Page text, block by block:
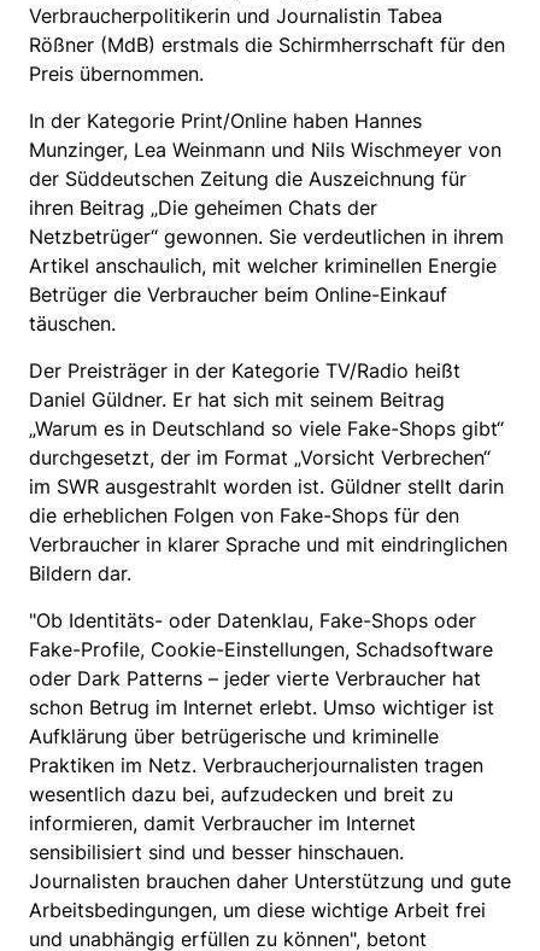
Verbraucherpolitikerin und Journalistin Tabea
Rößner (MdB) erstmals die Schirmherrschaft für den
Preis übernommen.
In der Kategorie Print/Online haben Hannes
Munzinger, Lea Weinmann und Nils Wischmeyer von
der Süddeutschen Zeitung die Auszeichnung für
ihren Beitrag „Die geheimen Chats der
Netzbetrüger“ gewonnen. Sie verdeutlichen in ihrem
Artikel anschaulich, mit welcher kriminellen Energie
Betrüger die Verbraucher beim Online-Einkauf
täuschen.
Der Preisträger in der Kategorie TV/Radio heißt
Daniel Güldner. Er hat sich mit seinem Beitrag
„Warum es in Deutschland so viele Fake-Shops gibt“
durchgesetzt, der im Format „Vorsicht Verbrechen“
im SWR ausgestrahlt worden ist. Güldner stellt darin
die erheblichen Folgen von Fake-Shops für den
Verbraucher in klarer Sprache und mit eindringlichen
Bildern dar.
"Ob Identitäts- oder Datenklau, Fake-Shops oder
Fake-Profile, Cookie-Einstellungen, Schadsoftware
oder Dark Patterns – jeder vierte Verbraucher hat
schon Betrug im Internet erlebt. Umso wichtiger ist
Aufklärung über betrügerische und kriminelle
Praktiken im Netz. Verbraucherjournalisten tragen
wesentlich dazu bei, aufzudecken und breit zu
informieren, damit Verbraucher im Internet
sensibilisiert sind und besser hinschauen.
Journalisten brauchen daher Unterstützung und gute
Arbeitsbedingungen, um diese wichtige Arbeit frei
und unabhängig erfüllen zu können", betont